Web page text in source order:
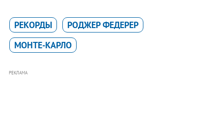
РЕКОРДЫ
РОДЖЕР ФЕДЕРЕР
МОНТЕ-КАРЛО
РЕКЛАМА